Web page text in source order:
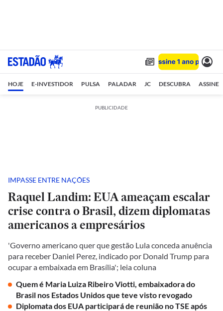
HOJE E-INVESTIDOR PULSA PALADAR JC DESCUBRA ASSINE
PUBLICIDADE
IMPASSE ENTRE NAÇÕES
Raquel Landim: EUA ameaçam escalar
crise contra o Brasil, dizem diplomatas
americanos a empresários
'Governo americano quer que gestão Lula conceda anuência
para receber Daniel Perez, indicado por Donald Trump para
ocupar a embaixada em Brasília'; leia coluna
Quem é Maria Luiza Ribeiro Viotti, embaixadora do
Brasil nos Estados Unidos que teve visto revogado
Diplomata dos EUA participará de reunião no TSE após